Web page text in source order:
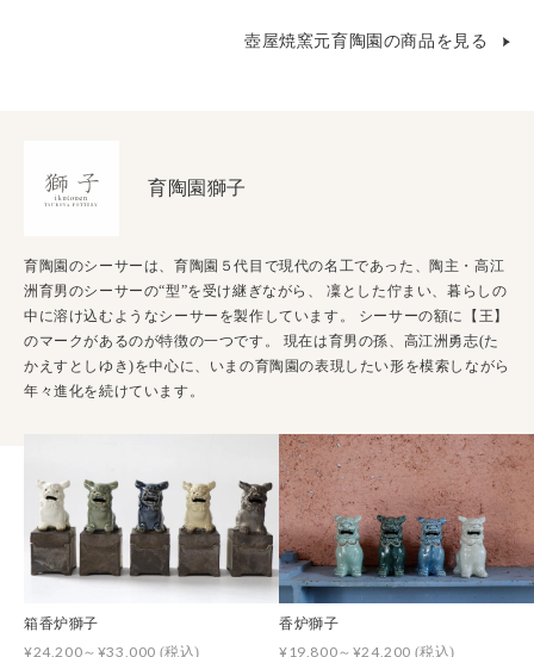
壺屋焼窯元育陶園の商品を見る
育陶園獅子
育陶園のシーサーは、育陶園５代目で現代の名工であった、陶主・高江
洲育男のシーサーの“型”を受け継ぎながら、 凜とした佇まい、暮らしの
中に溶け込むようなシーサーを製作しています。 シーサーの額に【王】
のマークがあるのが特徴の一つです。 現在は育男の孫、高江洲勇志(た
かえすとしゆき)を中心に、いまの育陶園の表現したい形を模索しながら
年々進化を続けています。
箱香炉獅子
¥24,200～¥33,000 (税込)
香炉獅子
¥19,800～¥24,200 (税込)